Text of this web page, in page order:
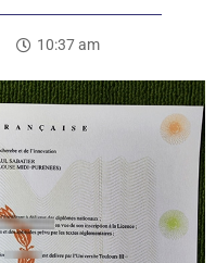
10:37 am